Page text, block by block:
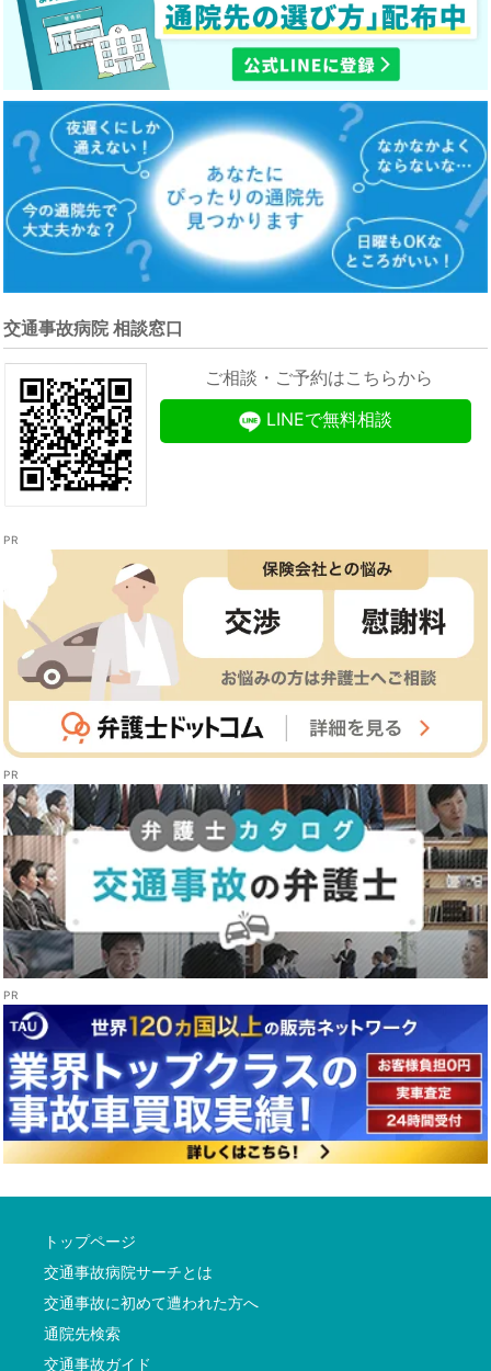
交通事故病院 相談窓口
ご相談・ご予約はこちらから
LINEで無料相談
トップページ
交通事故病院サーチとは
交通事故に初めて遭われた方へ
通院先検索
交通事故ガイド